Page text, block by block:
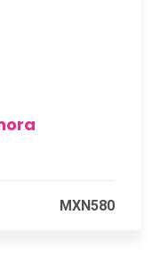
MXN580